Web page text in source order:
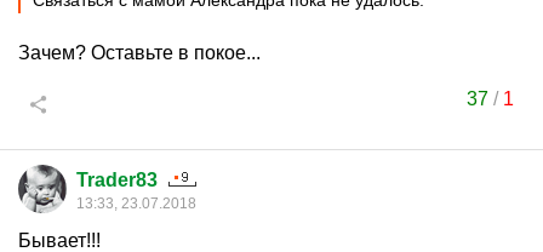
Зачем? Оставьте в покое...
37 / 1
Trader83
13:33, 23.07.2018
Бывает!!!